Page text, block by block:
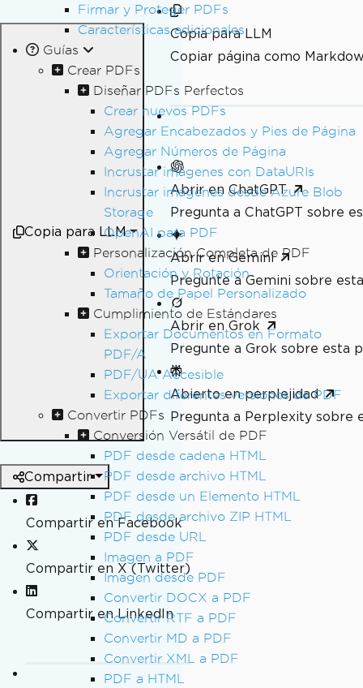
Firmar y Proteger PDFs
Características adicionales
Guías
Crear PDFs
Diseñar PDFs Perfectos
Crear nuevos PDFs
Agregar Encabezados y Pies de Página
Agregar Números de Página
Incrustar imágenes con DataURIs
Incrustar imágenes desde Azure Blob
Storage
OpenAI para PDF
Personalización Completa de PDF
Orientación y Rotación
Tamaño de Papel Personalizado
Cumplimiento de Estándares
Exportar Documentos en Formato
PDF/A
PDF/UA Accesible
Exportar diferentes versiones de PDF
Convertir PDFs
Conversión Versátil de PDF
PDF desde cadena HTML
PDF desde archivo HTML
PDF desde un Elemento HTML
PDF desde archivo ZIP HTML
PDF desde URL
Imagen a PDF
Imagen desde PDF
Convertir DOCX a PDF
Convertir RTF a PDF
Convertir MD a PDF
Convertir XML a PDF
PDF a HTML
Copia para LLM
Copia para LLM
Copiar página como
Abrir en ChatGPT
Pregunta a ChatGPT sobre
Abrir en Gemini
Pregunte a Gemini sobre
Abrir en Grok
Pregunte a Grok sobre esta
Abierto en perplejidad
Pregunta a Perplexity sobre
Compartir
Compartir en Facebook
Compartir en X (Twitter)
Compartir en LinkedIn